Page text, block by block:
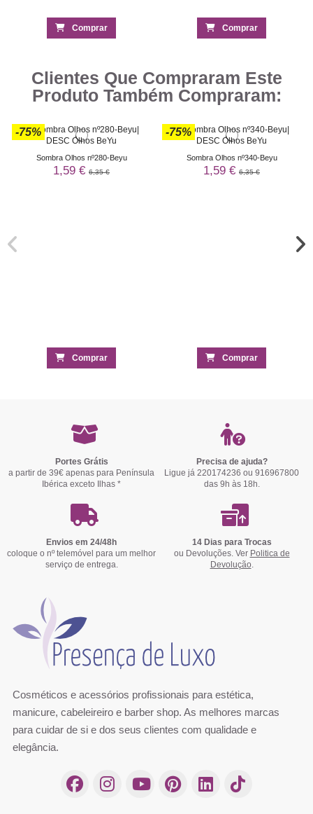
Comprar Comprar
Clientes Que Compraram Este
Produto Também Compraram:
-75%
Sombra Olhos nº280-Beyu
1,59 € 6,35 €
Comprar
-75%
Sombra Olhos nº340-Beyu
1,59 € 6,35 €
Comprar
Portes Grátis
a partir de 39€ apenas para Península
Ibérica exceto Ilhas *
Precisa de ajuda?
Ligue já 220174236 ou 916967800
das 9h às 18h.
Envios em 24/48h
coloque o nº telemóvel para um melhor
serviço de entrega.
14 Dias para Trocas
ou Devoluções. Ver Politica de
Devolução.
Cosméticos e acessórios profissionais para estética,
manicure, cabeleireiro e barber shop. As melhores marcas
para cuidar de si e dos seus clientes com qualidade e
elegância.